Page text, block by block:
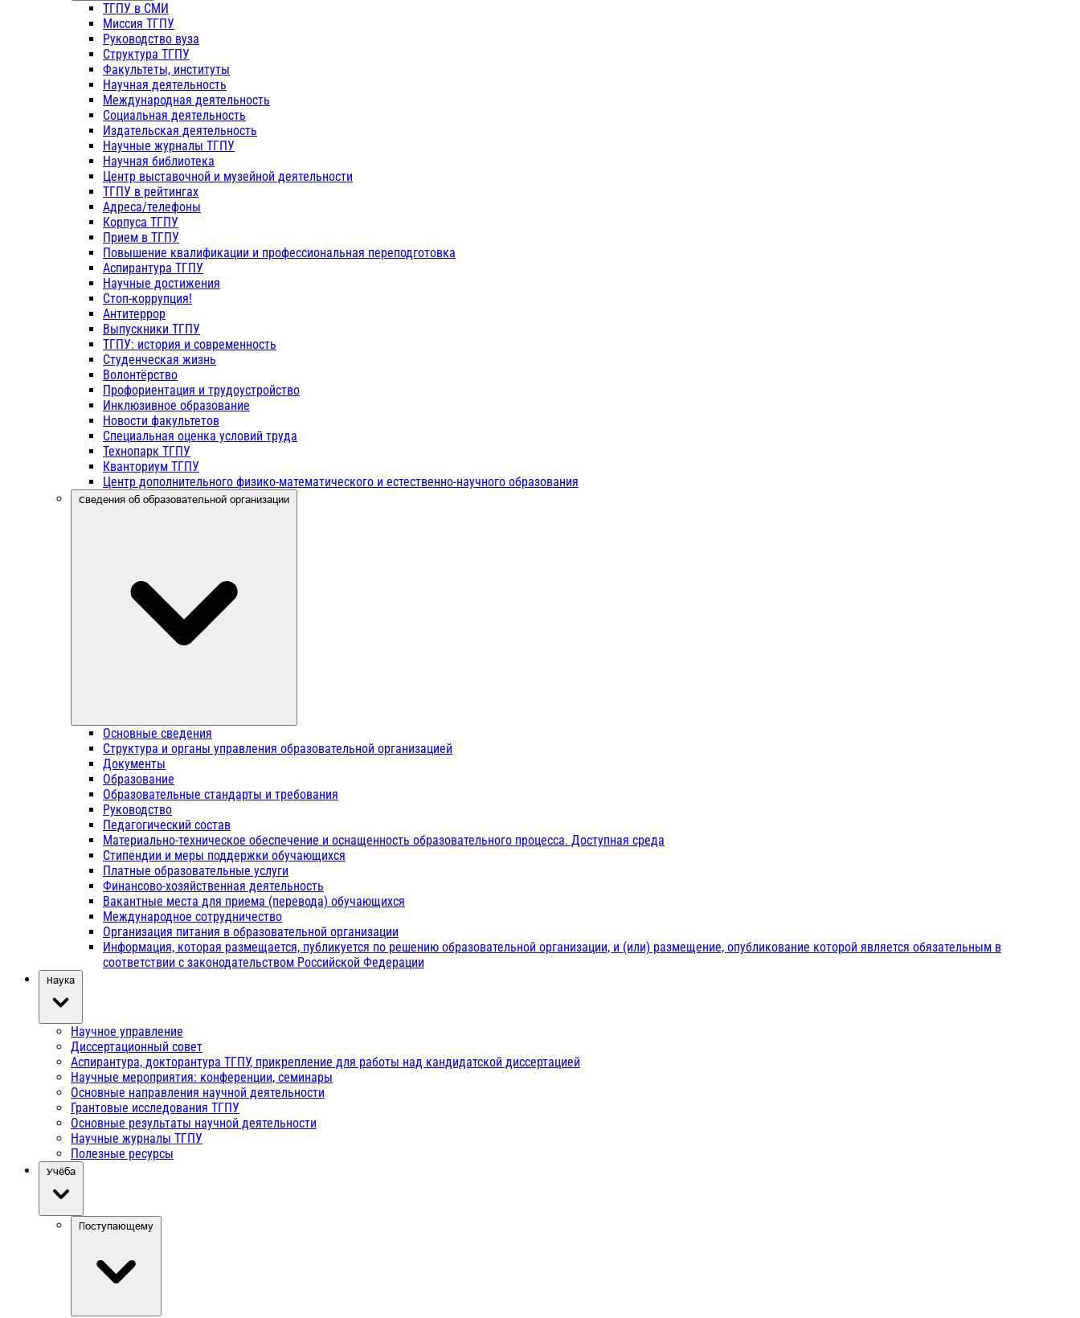
ТГПУ в СМИ
Миссия ТГПУ
Руководство вуза
Структура ТГПУ
Факультеты, институты
Научная деятельность
Международная деятельность
Социальная деятельность
Издательская деятельность
Научные журналы ТГПУ
Научная библиотека
Центр выставочной и музейной деятельности
ТГПУ в рейтингах
Адреса/телефоны
Корпуса ТГПУ
Прием в ТГПУ
Повышение квалификации и профессиональная переподготовка
Аспирантура ТГПУ
Научные достижения
Стоп-коррупция!
Антитеррор
Выпускники ТГПУ
ТГПУ: история и современность
Студенческая жизнь
Волонтёрство
Профориентация и трудоустройство
Инклюзивное образование
Новости факультетов
Специальная оценка условий труда
Технопарк ТГПУ
Кванториум ТГПУ
Центр дополнительного физико-математического и естественно-научного образования
Сведения об образовательной организации
Основные сведения
Структура и органы управления образовательной организацией
Документы
Образование
Образовательные стандарты и требования
Руководство
Педагогический состав
Материально-техническое обеспечение и оснащенность образовательного процесса. Доступная среда
Стипендии и меры поддержки обучающихся
Платные образовательные услуги
Финансово-хозяйственная деятельность
Вакантные места для приема (перевода) обучающихся
Международное сотрудничество
Организация питания в образовательной организации
Информация, которая размещается, публикуется по решению образовательной организации, и (или) размещение, опубликование которой является обязательным в
соответствии с законодательством Российской Федерации
Наука
Научное управление
Диссертационный совет
Аспирантура, докторантура ТГПУ, прикрепление для работы над кандидатской диссертацией
Научные мероприятия: конференции, семинары
Основные направления научной деятельности
Грантовые исследования ТГПУ
Основные результаты научной деятельности
Научные журналы ТГПУ
Полезные ресурсы
Учёба
Поступающему